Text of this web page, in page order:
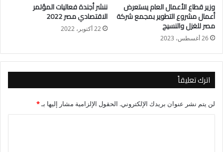
وزير قطاع الأعمال العام يستعرض
أعمال مشروع التطوير بمجمع شركة
مصر للغزل والنسيج
26 أغسطس، 2023
ننشر أجندة فعاليات المؤتمر
الاقتصادي مصر 2022
22 أكتوبر، 2022
اترك تعليقاً
لن يتم نشر عنوان بريدك الإلكتروني. الحقول الإلزامية مشار إليها بـ*